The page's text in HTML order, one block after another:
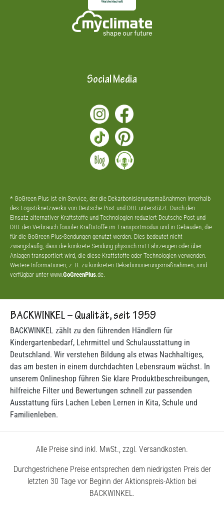
Social Media
* GoGreen Plus ist ein Service, der die Dekarbonisierungsmaßnahmen innerhalb
des Logistiknetzwerks von Deutsche Post und DHL unterstützt. Durch den
Einsatz alternativer Kraftstoffe und Technologien reduziert Deutsche Post und
DHL den Verbrauch fossiler Kraftstoffe im Transportmodus und in Gebäuden, die
für die GoGreen Plus-Sendungen genutzt werden. Dies bedeutet nicht
zwangsläufig, dass die konkrete Sendung physisch mit Fahrzeugen oder über
Anlagen transportiert wird, die diese Kraftstoffe oder Technologien verwenden.
Weitere Informationen, z. B. zu konkreten Dekarbonisierungsmaßnahmen, sind
verfügbar unter www.GoGreenPlus .de.
BACKWINKEL – Qualität, seit 1959
BACKWINKEL zählt zu den führenden Händlern für
Kindergartenbedarf, Lehrmittel und Schulausstattung in
Deutschland. Wir verstehen Bildung als etwas Nachhaltiges,
das am besten in einem durchdachten Lebensraum wächst. In
unserem Onlineshop führen Sie klare Produktbeschreibungen,
hilfreiche Filter und Bewertungen schnell zur passenden
Ausstattung fürs Lachen Leben Lernen in Kita, Schule und
Familienleben.
Alle Preise sind inkl. MwSt., zzgl. Versandkosten.
Durchgestrichene Preise entsprechen dem niedrigsten Preis der
letzten 30 Tage vor Beginn der Aktionspreis-Aktion bei
BACKWINKEL.